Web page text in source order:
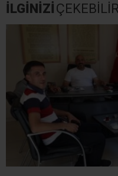
İLGİNİZİ ÇEKEBİLİR